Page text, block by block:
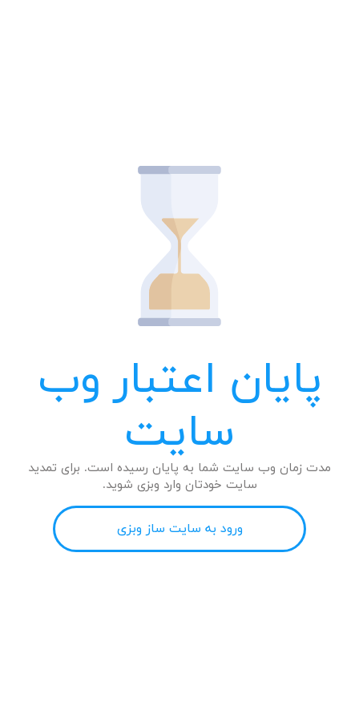
پایان اعتبار وب
سایت
مدت زمان وب سایت شما به پایان رسیده است. برای تمدید
سایت خودتان وارد وبزی شوید.
ورود به سایت ساز وبزی